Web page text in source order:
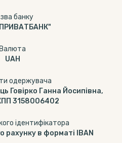
банку
Валюта
UAH
одержувача
Говірко Ганна Йосипівна,
3158006402
ідентифікатора
рахунку в форматі IBAN